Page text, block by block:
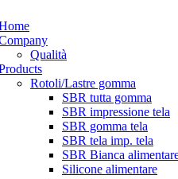
Qualità
Rotoli/Lastre gomma
SBR tutta gomma
SBR impressione tela
SBR gomma tela
SBR tela imp. tela
SBR Bianca
Silicone alimentare